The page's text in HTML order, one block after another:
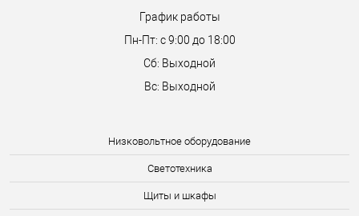
Низковольтное оборудование
Светотехника
Щиты и шкафы
График работы
Пн-Пт: с 9:00 до 18:00
Сб: Выходной
Вс: Выходной